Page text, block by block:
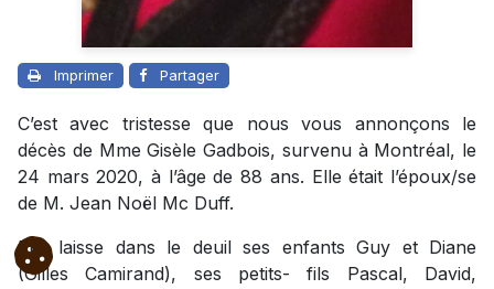
Imprimer Partager
C’est avec tristesse que nous vous annonçons le
décès de Mme Gisèle Gadbois, survenu à Montréal, le
24 mars 2020, à l’âge de 88 ans. Elle était l’époux/se
de M. Jean Noël Mc Duff.
Elle laisse dans le deuil ses enfants Guy et Diane
(Gilles Camirand), ses petits- fils Pascal, David,